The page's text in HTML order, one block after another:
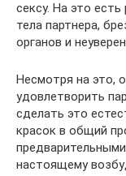
сексу. На это есть
тела партнера,
органов и
Несмотря на это,
удовлетворить
сделать это
красок в общий
настоящему